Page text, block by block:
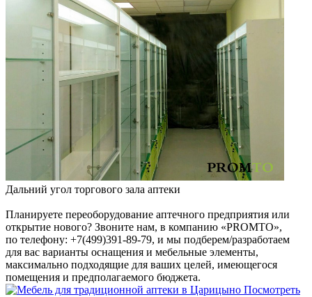
Дальний угол торгового зала аптеки
Планируете переоборудование аптечного предприятия или
открытие нового? Звоните нам, в компанию «PROMTO»,
по телефону: +7(499)391-89-79, и мы подберем/разработаем
для вас варианты оснащения и мебельные элементы,
максимально подходящие для ваших целей, имеющегося
помещения и предполагаемого бюджета.
Посмотреть